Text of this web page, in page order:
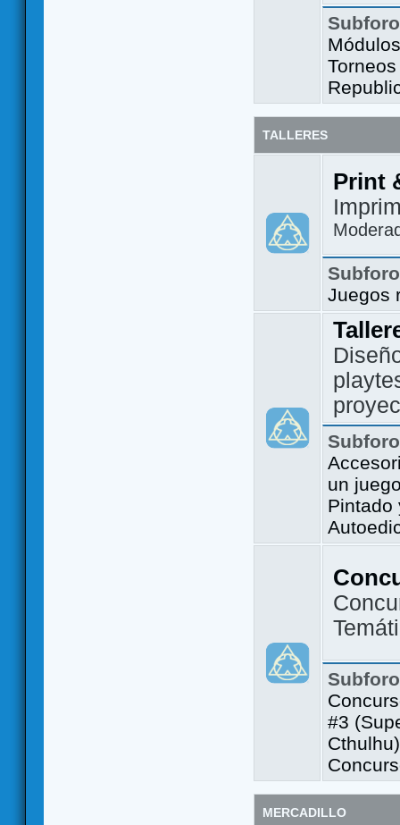
TALLERES
Print
Juegos
un
Pintado
#3
Cthulhu)
MERCADILLO